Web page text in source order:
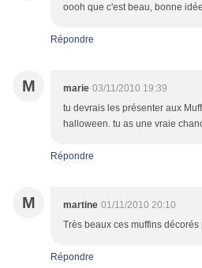
oooh que c'est beau, bonne
Répondre
M marie 03/11/2010 19:39
tu devrais les présenter aux
halloween. tu as une vraie
Répondre
M martine 01/11/2010 20:10
Très beaux ces muffins
Répondre